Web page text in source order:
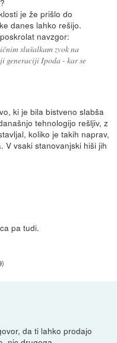
je že prišlo do
danes lahko rešijo.
navzgor:
slušalkam zvok na
generaciji Ipoda - kar se
ki je bila bistveno slabša
tehnologijo rešljiv, z
koliko je takih naprav,
V vsaki stanovanjski hiši jih
pa tudi.
)
da ti lahko prodajo